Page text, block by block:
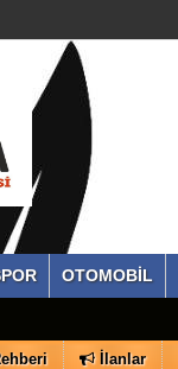
OTOMOBİL
İlanlar